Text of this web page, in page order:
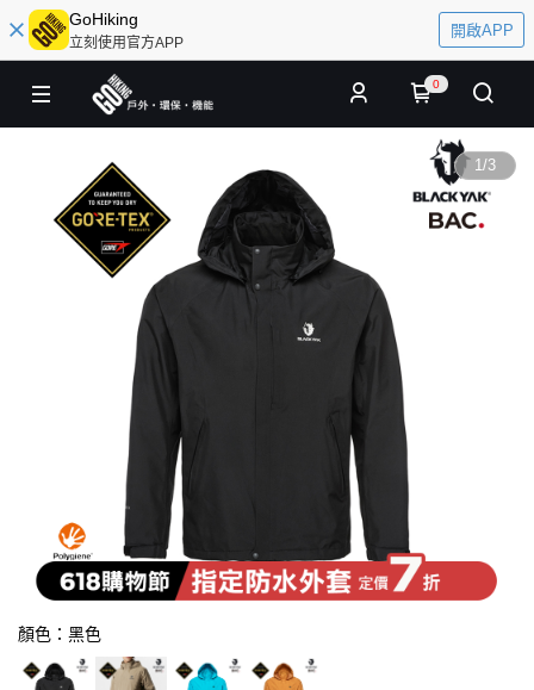
GoHiking
立刻使用官方APP
開啟APP
0
1/3
顏色：黑色